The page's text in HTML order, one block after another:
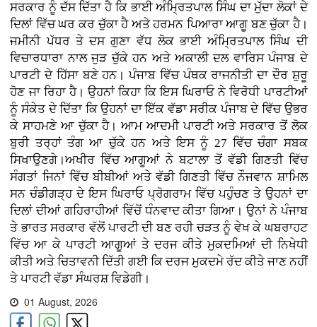
ਸਰਕਾਰ ਨੂੰ ਦੱਸ ਦਿੱਤਾ ਹੈ ਕਿ ਭਾਈ ਅੰਮ੍ਰਿਤਪਾਲ ਸਿੰਘ ਦਾ ਮੁੱਦਾ ਲੋਕਾਂ ਦੇ
ਦਿਲਾਂ ਵਿੱਚ ਘਰ ਕਰ ਚੁੱਕਾ ਹੈ ਅਤੇ ਹਰਮਨ ਪਿਆਰਾ ਆਗੂ ਬਣ ਚੁੱਕਾ ਹੈ।
ਜਮੀਨੀ ਪੱਧਰ ਤੇ ਦਸ ਗੁਣਾ ਵੱਧ ਲੋਕ ਭਾਈ ਅੰਮ੍ਰਿਤਪਾਲ ਸਿੰਘ ਦੀ
ਵਿਚਾਰਧਾਰਾ ਨਾਲ ਜੁੜ ਚੁੱਕੇ ਹਨ ਅਤੇ ਅਕਾਲੀ ਦਲ ਵਾਰਿਸ ਪੰਜਾਬ ਦੇ
ਪਾਰਟੀ ਦੇ ਹਿੱਸਾ ਬਣੇ ਹਨ। ਪੰਜਾਬ ਵਿੱਚ ਪੰਥਕ ਰਾਜਨੀਤੀ ਦਾ ਦੌਰ ਸ਼ੁਰੂ
ਹੋਣ ਜਾ ਰਿਹਾ ਹੈ। ਉਹਨਾਂ ਕਿਹਾ ਕਿ ਇਸ ਘਿਰਾਓ ਨੇ ਵਿਰੋਧੀ ਪਾਰਟੀਆਂ
ਨੂੰ ਸੰਕੇਤ ਦੇ ਦਿੱਤਾ ਕਿ ਉਹਨਾਂ ਦਾ ਇੱਕ ਵੱਡਾ ਸਰੀਕ ਪੰਜਾਬ ਦੇ ਵਿੱਚ ਉਭਰ
ਕੇ ਸਾਹਮਣੇ ਆ ਚੁੱਕਾ ਹੈ। ਆਮ ਆਦਮੀ ਪਾਰਟੀ ਅਤੇ ਸਰਕਾਰ ਤੋਂ ਲੋਕ
ਬੁਰੀ ਤਰ੍ਹਾਂ ਤੰਗ ਆ ਚੁੱਕੇ ਹਨ ਅਤੇ ਇਸ ਨੂੰ 27 ਵਿੱਚ ਚੰਗਾ ਸਬਕ
ਸਿਖਾਉਣਗੇ।ਅਖੀਰ ਵਿੱਚ ਆਗੂਆਂ ਨੇ ਬਟਾਲਾ ਤੋਂ ਵੱਡੀ ਗਿਣਤੀ ਵਿੱਚ
ਸੰਗਤਾਂ ਜਿਨਾਂ ਵਿੱਚ ਬੀਬੀਆਂ ਅਤੇ ਵੱਡੀ ਗਿਣਤੀ ਵਿੱਚ ਨੌਜਵਾਨ ਸ਼ਾਮਿਲ
ਸਨ ਚੰਡੀਗੜ੍ਹ ਦੇ ਇਸ ਘਿਰਾਓ ਪ੍ਰੋਗਰਾਮ ਵਿੱਚ ਪਹੁੰਚਣ ਤੇ ਉਹਨਾਂ ਦਾ
ਦਿਲਾਂ ਦੀਆਂ ਗਹਿਰਾਹੀਆਂ ਵਿੱਚੋਂ ਧੰਨਵਾਦ ਕੀਤਾ ਗਿਆ। ਉਨਾਂ ਨੇ ਪੰਜਾਬ
ਤੇ ਭਾਰਤ ਸਰਕਾਰ ਵੱਲੋਂ ਪਾਰਟੀ ਦੀ ਬਣ ਰਹੀ ਚੜਤ ਨੂੰ ਵੇਖ ਕੇ ਘਬਰਾਹਟ
ਵਿੱਚ ਆ ਕੇ ਪਾਰਟੀ ਆਗੂਆਂ ਤੇ ਦਰਜ ਕੀਤੇ ਮੁਕਦਮਿਆਂ ਦੀ ਨਿਖੇਧੀ
ਕੀਤੀ ਅਤੇ ਚਿਤਾਵਨੀ ਦਿੱਤੀ ਗਈ ਕਿ ਦਰਜ ਮੁਕਦਮੇ ਰੱਦ ਕੀਤੇ ਜਾਣ ਨਹੀਂ
ਤੇ ਪਾਰਟੀ ਵੱਡਾ ਸੰਘਰਸ਼ ਵਿਡੇਗੀ।
01 August, 2026